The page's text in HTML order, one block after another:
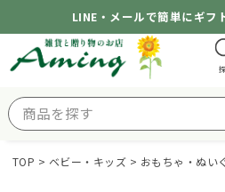
LINE・メールで簡単にギフ
TOP ベビー・キッズ おもちゃ・ぬい